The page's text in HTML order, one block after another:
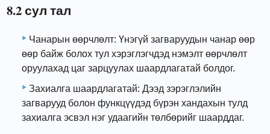
8.2 сул тал
Чанарын өөрчлөлт: Үнэгүй загваруудын чанар өөр
өөр байж болох тул хэрэглэгчдэд нэмэлт өөрчлөлт
оруулахад цаг зарцуулах шаардлагатай болдог.
Захиалга шаардлагатай: Дээд зэрэглэлийн
загварууд болон функцүүдэд бүрэн хандахын тулд
захиалга эсвэл нэг удаагийн төлбөрийг шаарддаг.